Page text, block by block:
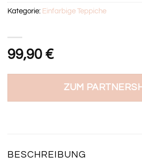
99,90 €
ZUM
Kategorie: Einfarbige Teppiche
BESCHREIBUNG